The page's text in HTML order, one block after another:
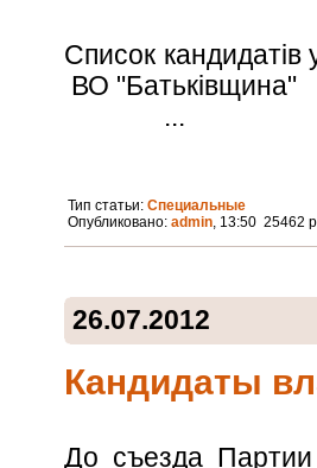
Список
ВО
...
Тип статьи: Специальные
Опубликовано: admin, 13:50 25462
26.07.2012
Кандидаты
До съезда